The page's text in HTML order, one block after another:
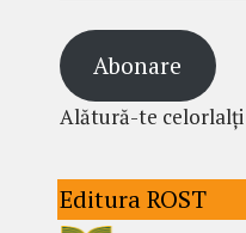
Abonare
Alătură-te celorlalți
Editura ROST